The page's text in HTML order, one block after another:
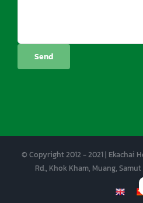
© Copyright 2012 - 2021 | Ekachai
Rd., Khok Kham, Muang,
EN